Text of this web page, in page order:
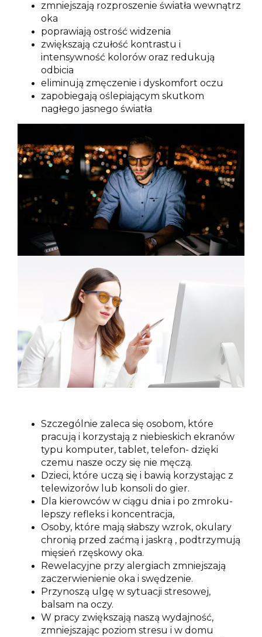
zmniejszają rozproszenie światła wewnątrz
oka
poprawiają ostrość widzenia
zwiększają czułość kontrastu i
intensywność kolorów oraz redukują
odbicia
eliminują zmęczenie i dyskomfort oczu
zapobiegają oślepiającym skutkom
nagłego jasnego światła
Szczególnie zaleca się osobom, które
pracują i korzystają z niebieskich ekranów
typu komputer, tablet, telefon- dzięki
czemu nasze oczy się nie męczą.
Dzieci, które uczą się i bawią korzystając z
telewizorów lub konsoli do gier.
Dla kierowców w ciągu dnia i po zmroku-
lepszy refleks i koncentracja,
Osoby, które mają słabszy wzrok, okulary
chronią przed zaćmą i jaskrą , podtrzymują
mięsień rzęskowy oka.
Rewelacyjne przy alergiach zmniejszają
zaczerwienienie oka i swędzenie.
Przynoszą ulgę w sytuacji stresowej,
balsam na oczy.
W pracy zwiększają naszą wydajność,
zmniejszając poziom stresu i w domu